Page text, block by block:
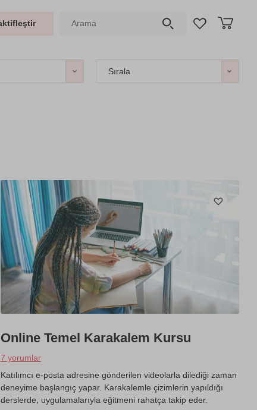
Sırala
Online Temel Karakalem Kursu
7 yorumlar
Katılımcı e-posta adresine gönderilen videolarla dilediği zaman
deneyime başlangıç yapar. Karakalemle çizimlerin yapıldığı
derslerde, uygulamalarıyla eğitmeni rahatça takip eder.